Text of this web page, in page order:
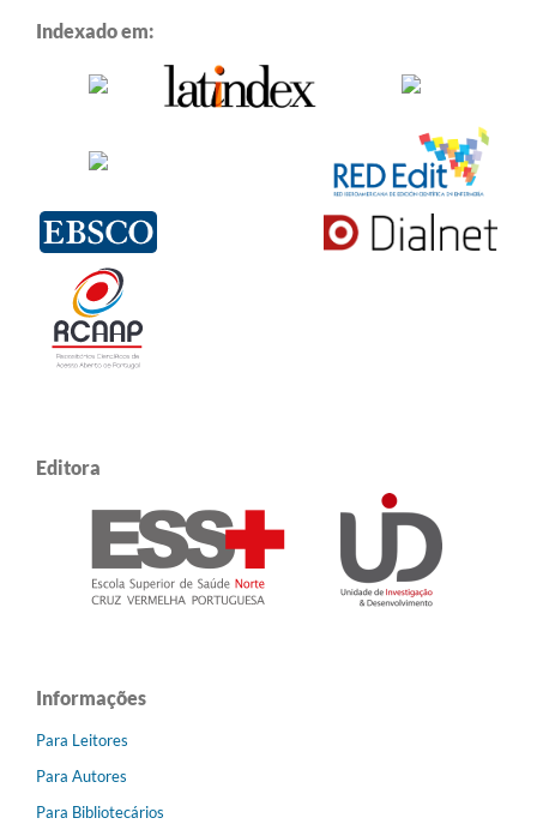
Indexado em:
Editora
Informações
Para Leitores
Para Autores
Para Bibliotecários